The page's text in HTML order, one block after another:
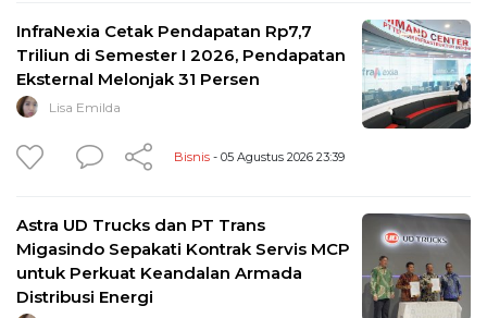
InfraNexia Cetak Pendapatan Rp7,7
Triliun di Semester I 2026, Pendapatan
Eksternal Melonjak 31 Persen
Lisa Emilda
Bisnis - 05 Agustus 2026 23:39
Astra UD Trucks dan PT Trans
Migasindo Sepakati Kontrak Servis MCP
untuk Perkuat Keandalan Armada
Distribusi Energi